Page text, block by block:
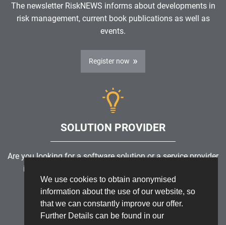
We use cookies to obtain anonymised
information about the use of our website, so
that we can constantly improve our offer.
Further Details can be found in our
The newsletter RiskNEWS informs about developments in
risk management, current book publications as well as
events.
Register now
SOLUTION PROVIDER
Are you looking for a software solution or a service provider
in the field of risk management, GRC, ICS or ISMS?
Find a solution provider